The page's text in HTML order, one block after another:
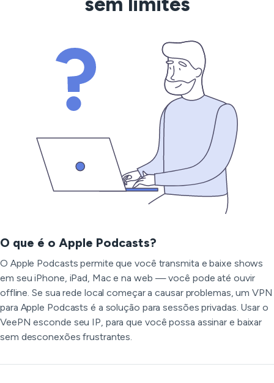
O que é o Apple Podcasts?
O Apple Podcasts permite que você transmita e baixe shows
em seu iPhone, iPad, Mac e na web — você pode até ouvir
offline. Se sua rede local começar a causar problemas, um VPN
para Apple Podcasts é a solução para sessões privadas. Usar o
VeePN esconde seu IP, para que você possa assinar e baixar
sem desconexões frustrantes.